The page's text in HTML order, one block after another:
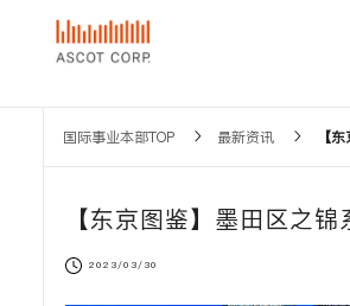
国际事业本部TOP 最新资讯 【
【东京图鉴】墨田区之锦
2023/03/30